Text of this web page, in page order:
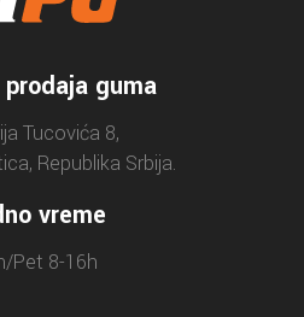
guma
Tucovića 8,
Republika Srbija.
vreme
Pet 8-16h